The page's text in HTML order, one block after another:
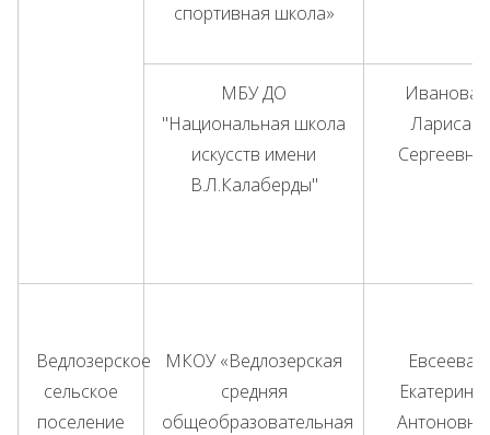
спортивная школа»
МБУ ДО
"Национальная школа
искусств имени
В.Л.Калаберды"
Иванова
Лариса
Сергеевна
Ведлозерское
сельское
поселение
МКОУ «Ведлозерская
средняя
общеобразовательная
Евсеева
Екатерина
Антоновна